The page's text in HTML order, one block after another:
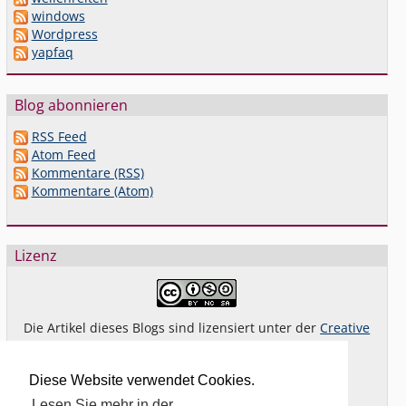
Diese Website verwendet Cookies.
windows
Wordpress
yapfaq
Blog abonnieren
RSS Feed
Atom Feed
Kommentare (RSS)
Kommentare (Atom)
Lizenz
Die Artikel dieses Blogs sind lizensiert unter derCreative
Das giltnichtfür Bilder oder (andere) erkennbare